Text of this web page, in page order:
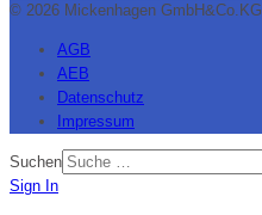
© 2026 Mickenhagen GmbH&Co.KG
AGB
AEB
Datenschutz
Impressum
Suchen
Sign In